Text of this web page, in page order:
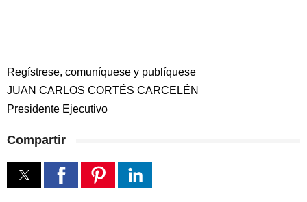
Regístrese, comuníquese y publíquese
JUAN CARLOS CORTÉS CARCELÉN
Presidente Ejecutivo
Compartir